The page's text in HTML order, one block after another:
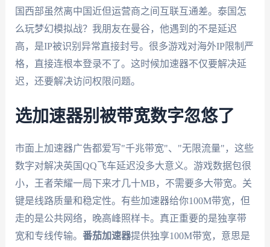
国西部虽然离中国近但运营商之间互联互通差。泰国怎
么玩梦幻模拟战？我朋友在曼谷，他遇到的不是延迟
高，是IP被识别异常直接封号。很多游戏对海外IP限制严
格，直接连根本登录不了。这时候加速器不仅要解决延
迟，还要解决访问权限问题。
选加速器别被带宽数字忽悠了
市面上加速器广告都爱写"千兆带宽"、"无限流量"，这些
数字对解决英国QQ飞车延迟没多大意义。游戏数据包很
小，王者荣耀一局下来才几十MB，不需要多大带宽。关
键是线路质量和稳定性。有些加速器给你100M带宽，但
走的是公共网络，晚高峰照样卡。真正重要的是独享带
宽和专线传输。 番茄加速器提供独享100M带宽，意思是